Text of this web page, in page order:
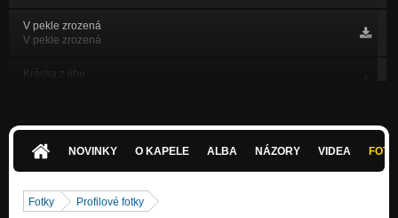
V pekle zrozená
V pekle zrozená
Kráska z jihu
Černý ledy
NOVINKY O KAPELE ALBA NÁZORY VIDEA
Fotky Profilové fotky